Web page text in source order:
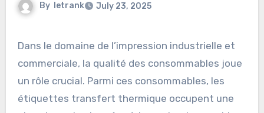
By letrank July 23, 2025
Dans le domaine de l’impression industrielle et
commerciale, la qualité des consommables joue
un rôle crucial. Parmi ces consommables, les
étiquettes transfert thermique occupent une